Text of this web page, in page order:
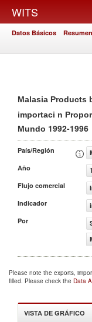
WITS
Datos Básicos Resumen
Malasia Products
importaci n
Mundo 1992-1996
País/Región
Año
Flujo comercial
Indicador
Por
Please note the exports,
filled. Please check the Data
VISTA DE GRÁFICO